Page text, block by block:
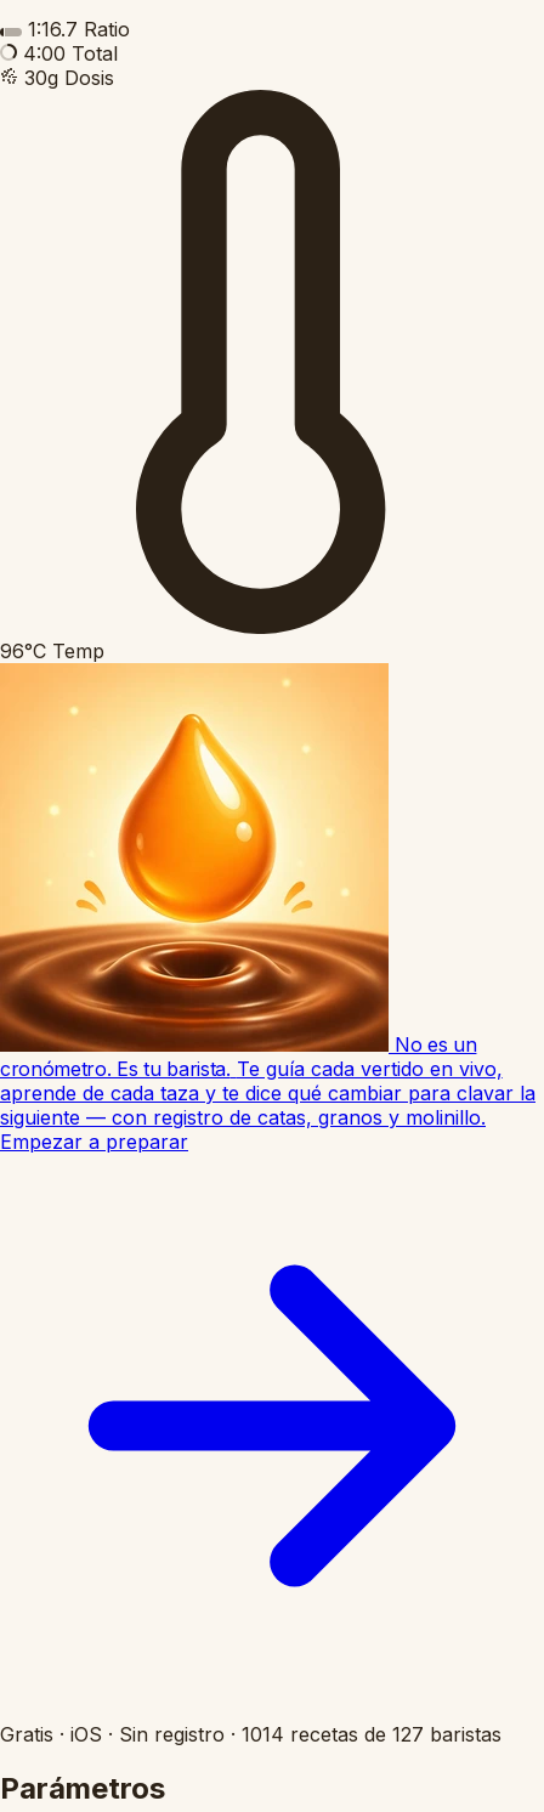
1:16.7 Ratio
4:00 Total
30g Dosis
96°C Temp
No es un
cronómetro. Es tu barista. Te guía cada vertido en vivo,
aprende de cada taza y te dice qué cambiar para clavar la
siguiente — con registro de catas, granos y molinillo.
Empezar a preparar
Gratis · iOS · Sin registro · 1014 recetas de 127 baristas
Parámetros